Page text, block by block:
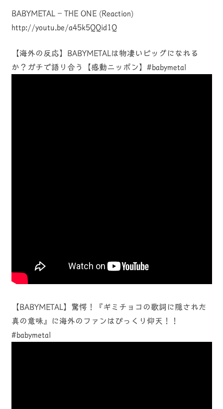
BABYMETAL – THE ONE (Reaction)
http://youtu.be/a45k5QQid1Q
【海外の反応】BABYMETALは物凄いビッグになれる
か？ガチで語り合う【感動ニッポン】#babymetal
【BABYMETAL】驚愕！『ギミチョコの歌詞に隠された
真の意味』に海外のファンはびっくり仰天！！
#babymetal